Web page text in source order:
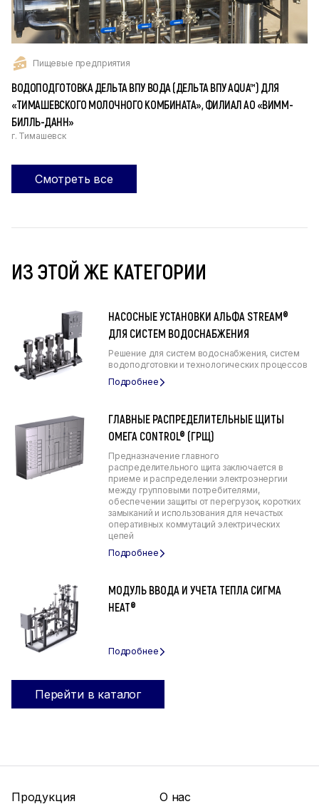
Пищевые предприятия
ВОДОПОДГОТОВКА ДЕЛЬТА ВПУ ВОДА (ДЕЛЬТА ВПУ AQUA™) ДЛЯ
«ТИМАШЕВСКОГО МОЛОЧНОГО КОМБИНАТА», ФИЛИАЛ АО «ВИММ-
БИЛЛЬ-ДАНН»
г. Тимашевск
Смотреть все
ИЗ ЭТОЙ ЖЕ КАТЕГОРИИ
НАСОСНЫЕ УСТАНОВКИ АЛЬФА STREAM®
ДЛЯ СИСТЕМ ВОДОСНАБЖЕНИЯ
Решение для систем водоснабжения, систем
водоподготовки и технологических процессов
ГЛАВНЫЕ РАСПРЕДЕЛИТЕЛЬНЫЕ ЩИТЫ
ОМЕГА CONTROL® (ГРЩ)
Предназначение главного
распределительного щита заключается в
приеме и распределении электроэнергии
между групповыми потребителями,
обеспечении защиты от перегрузок, коротких
замыканий и использования для нечастых
оперативных коммутаций электрических
цепей
МОДУЛЬ ВВОДА И УЧЕТА ТЕПЛА СИГМА
HEAT®
Перейти в каталог
Продукция О нас